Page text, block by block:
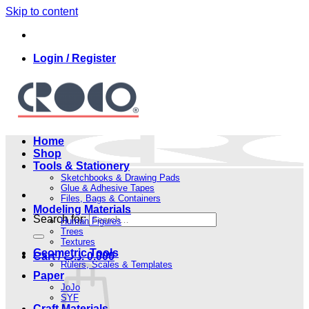
Skip to content
Login / Register
Search for:
Cart / 0.000 .د.ب
Home
Shop
Tools & Stationery
Sketchbooks & Drawing Pads
Glue & Adhesive Tapes
Files, Bags & Containers
Modeling Materials
Human Figures
Trees
Textures
Geometric Tools
Rulers, Scales & Templates
Paper
JoJo
SYF